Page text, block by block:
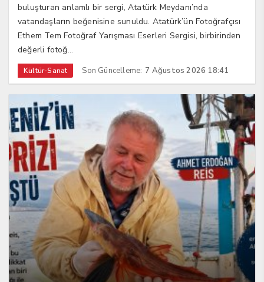
buluşturan anlamlı bir sergi, Atatürk Meydanı’nda
vatandaşların beğenisine sunuldu. Atatürk’ün Fotoğrafçısı
Ethem Tem Fotoğraf Yarışması Eserleri Sergisi, birbirinden
değerli fotoğ...
Kültür-Sanat Son Güncelleme: 7 Ağustos 2026 18:41